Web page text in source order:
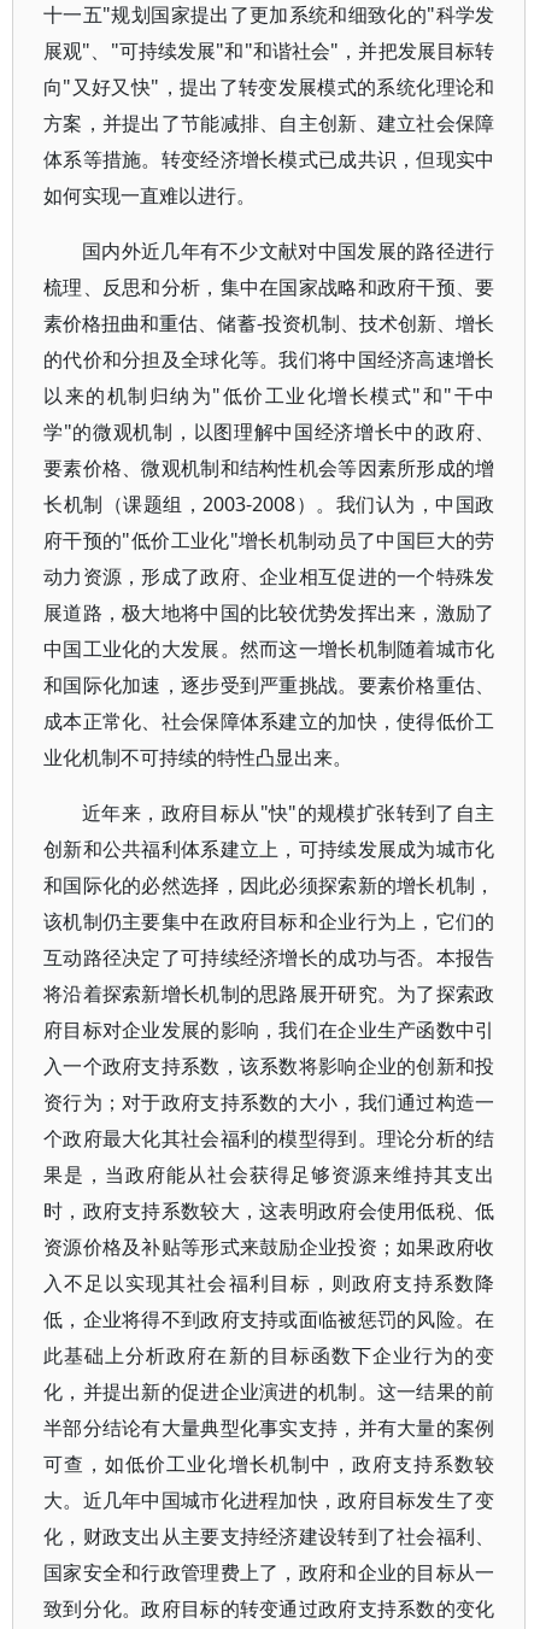
十一五"规划国家提出了更加系统和细致化的"科学发
展观"、"可持续发展"和"和谐社会"，并把发展目标转
向"又好又快"，提出了转变发展模式的系统化理论和
方案，并提出了节能减排、自主创新、建立社会保障
体系等措施。转变经济增长模式已成共识，但现实中
如何实现一直难以进行。
国内外近几年有不少文献对中国发展的路径进行
梳理、反思和分析，集中在国家战略和政府干预、要
素价格扭曲和重估、储蓄-投资机制、技术创新、增长
的代价和分担及全球化等。我们将中国经济高速增长
以来的机制归纳为"低价工业化增长模式"和"干中
学"的微观机制，以图理解中国经济增长中的政府、
要素价格、微观机制和结构性机会等因素所形成的增
长机制（课题组，2003-2008）。我们认为，中国政
府干预的"低价工业化"增长机制动员了中国巨大的劳
动力资源，形成了政府、企业相互促进的一个特殊发
展道路，极大地将中国的比较优势发挥出来，激励了
中国工业化的大发展。然而这一增长机制随着城市化
和国际化加速，逐步受到严重挑战。要素价格重估、
成本正常化、社会保障体系建立的加快，使得低价工
业化机制不可持续的特性凸显出来。
近年来，政府目标从"快"的规模扩张转到了自主
创新和公共福利体系建立上，可持续发展成为城市化
和国际化的必然选择，因此必须探索新的增长机制，
该机制仍主要集中在政府目标和企业行为上，它们的
互动路径决定了可持续经济增长的成功与否。本报告
将沿着探索新增长机制的思路展开研究。为了探索政
府目标对企业发展的影响，我们在企业生产函数中引
入一个政府支持系数，该系数将影响企业的创新和投
资行为；对于政府支持系数的大小，我们通过构造一
个政府最大化其社会福利的模型得到。理论分析的结
果是，当政府能从社会获得足够资源来维持其支出
时，政府支持系数较大，这表明政府会使用低税、低
资源价格及补贴等形式来鼓励企业投资；如果政府收
入不足以实现其社会福利目标，则政府支持系数降
低，企业将得不到政府支持或面临被惩罚的风险。在
此基础上分析政府在新的目标函数下企业行为的变
化，并提出新的促进企业演进的机制。这一结果的前
半部分结论有大量典型化事实支持，并有大量的案例
可查，如低价工业化增长机制中，政府支持系数较
大。近几年中国城市化进程加快，政府目标发生了变
化，财政支出从主要支持经济建设转到了社会福利、
国家安全和行政管理费上了，政府和企业的目标从一
致到分化。政府目标的转变通过政府支持系数的变化